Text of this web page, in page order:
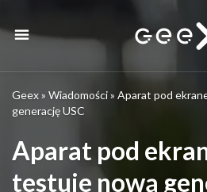
Geex» Wiadomości» Aparat pod
generację USC
Aparat pod
testuje nową